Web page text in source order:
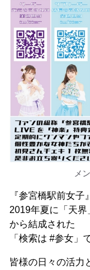
メ
『参宮橋駅前女子
2019年夏に「天
から結成された
「検索は #参女」
皆様の日々の活力